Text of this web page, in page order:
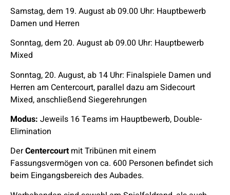
Samstag, dem 19. August ab 09.00 Uhr: Hauptbewerb
Damen und Herren
Sonntag, dem 20. August ab 09.00 Uhr: Hauptbewerb
Mixed
Sonntag, 20. August, ab 14 Uhr: Finalspiele Damen und
Herren am Centercourt, parallel dazu am Sidecourt
Mixed, anschließend Siegerehrungen
Modus: Jeweils 16 Teams im Hauptbewerb, Double-
Elimination
DerCentercourtmit Tribünen mit einem
Fassungsvermögen von ca. 600 Personen befindet sich
beim Eingangsbereich des Aubades.